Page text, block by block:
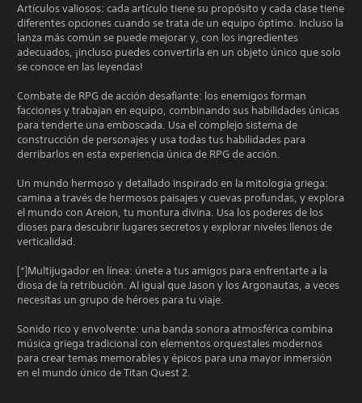
Artículos valiosos: cada artículo tiene su propósito y cada clase tiene
diferentes opciones cuando se trata de un equipo óptimo. Incluso la
lanza más común se puede mejorar y, con los ingredientes
adecuados, ¡incluso puedes convertirla en un objeto único que solo
se conoce en las leyendas!
Combate de RPG de acción desafiante: los enemigos forman
facciones y trabajan en equipo, combinando sus habilidades únicas
para tenderte una emboscada. Usa el complejo sistema de
construcción de personajes y usa todas tus habilidades para
derribarlos en esta experiencia única de RPG de acción.
Un mundo hermoso y detallado inspirado en la mitología griega:
camina a través de hermosos paisajes y cuevas profundas, y explora
el mundo con Areion, tu montura divina. Usa los poderes de los
dioses para descubrir lugares secretos y explorar niveles llenos de
verticalidad.
[*]Multijugador en línea: únete a tus amigos para enfrentarte a la
diosa de la retribución. Al igual que Jason y los Argonautas, a veces
necesitas un grupo de héroes para tu viaje.
Sonido rico y envolvente: una banda sonora atmosférica combina
música griega tradicional con elementos orquestales modernos
para crear temas memorables y épicos para una mayor inmersión
en el mundo único de Titan Quest 2.